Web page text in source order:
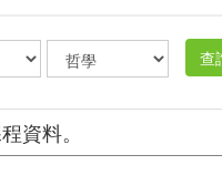
資料。